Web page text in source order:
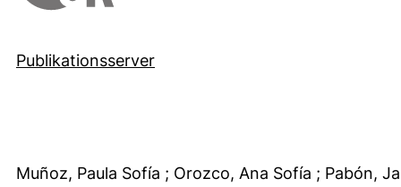
Publikationsserver
Muñoz, Paula Sofía ; Orozco, Ana Sofía ; Pabón,